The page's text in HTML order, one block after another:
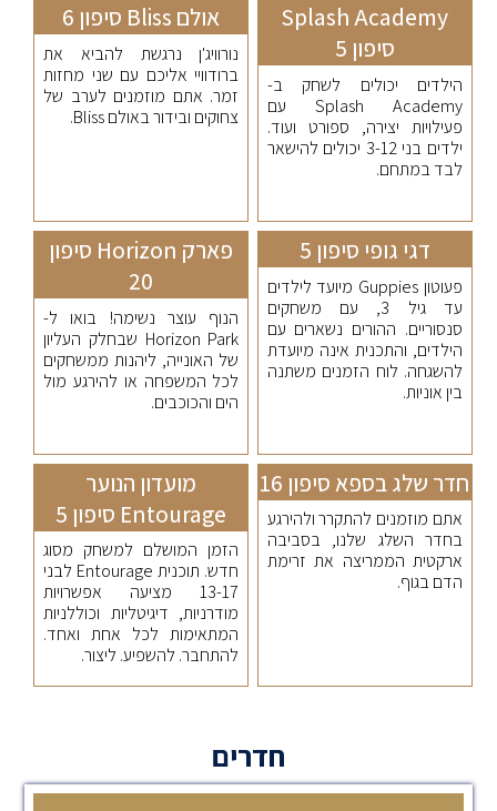
Splash Academy
סיפון 5
הילדים יכולים לשחק ב-
Splash Academy עם
פעילויות יצירה, ספורט ועוד.
ילדים בני 3-12 יכולים להישאר
לבד במתחם.
אולם Bliss סיפון 6
נורוויג'ן נרגשת להביא את
ברודוויי אליכם עם שני מחזות
זמר. אתם מוזמנים לערב של
צחוקים ובידור באולם Bliss.
דגי גופי סיפון 5
פעוטון Guppies מיועד לילדים
עד גיל 3, עם משחקים
סנסוריים. ההורים נשארים עם
הילדים, והתכנית אינה מיועדת
להשגחה. לוח הזמנים משתנה
בין אוניות.
פארק Horizon סיפון
20
הנוף עוצר נשימה! בואו ל-
Horizon Park שבחלק העליון
של האונייה, ליהנות ממשחקים
לכל המשפחה או להירגע מול
הים והכוכבים.
חדר שלג בספא סיפון 16
אתם מוזמנים להתקרר ולהירגע
בחדר השלג שלנו, בסביבה
ארקטית הממריצה את זרימת
הדם בגוף.
מועדון הנוער
Entourage סיפון 5
הזמן המושלם למשחק מסוג
חדש. תוכנית Entourage לבני
13-17 מציעה אפשרויות
מודרניות, דיגיטליות וכוללניות
המתאימות לכל אחת ואחד.
להתחבר. להשפיע. ליצור.
חדרים